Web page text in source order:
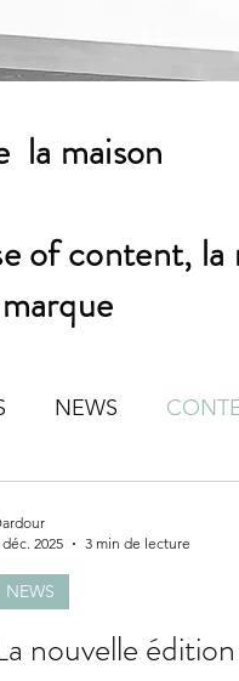
la maison
of content,
NEWS
nouvelle
NEWS
déc. 2025
3 min de lecture